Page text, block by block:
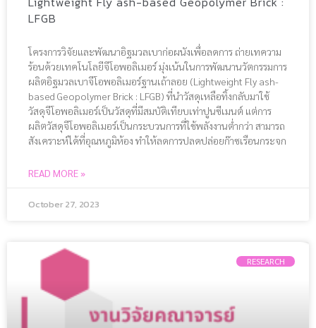
LFGB
โครงการวิจัยและพัฒนาอิฐมวลเบาก่อผนังเพื่อลดการ ถ่ายเทความ
ร้อนด้วยเทคโนโลยีจีโอพอลิเมอร์ มุ่งเน้นในการพัฒนานวัตกรรมการ
ผลิตอิฐมวลเบาจีโอพอลิเมอร์ฐานเถ้าลอย (Lightweight Fly ash-
based Geopolymer Brick : LFGB) ที่นำวัสดุเหลือทิ้งกลับมาใช้
วัสดุจีโอพอลิเมอร์เป็นวัสดุที่มีสมบัติเทียบเท่าปูนซีเมนต์ แต่การ
ผลิตวัสดุจีโอพอลิเมอร์เป็นกระบวนการที่ใช้พลังงานต่ำกว่า สามารถ
สังเคราะห์ได้ที่อุณหภูมิห้อง ทำให้ลดการปลดปล่อยก๊าซเรือนกระจก
READ MORE »
October 27, 2023
RESEARCH